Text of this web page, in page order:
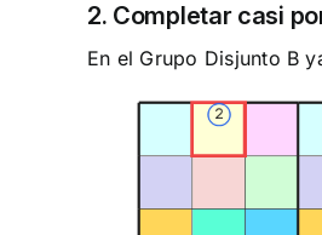
2. Completar casi
En el Grupo Disjunto B